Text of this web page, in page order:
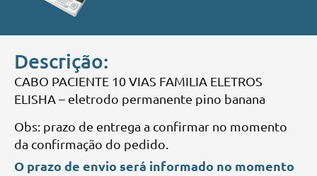
Descrição:
CABO PACIENTE 10 VIAS FAMILIA ELETROS
ELISHA – eletrodo permanente pino banana
Obs: prazo de entrega a confirmar no momento
da confirmação do pedido.
O prazo de envio será informado no momento